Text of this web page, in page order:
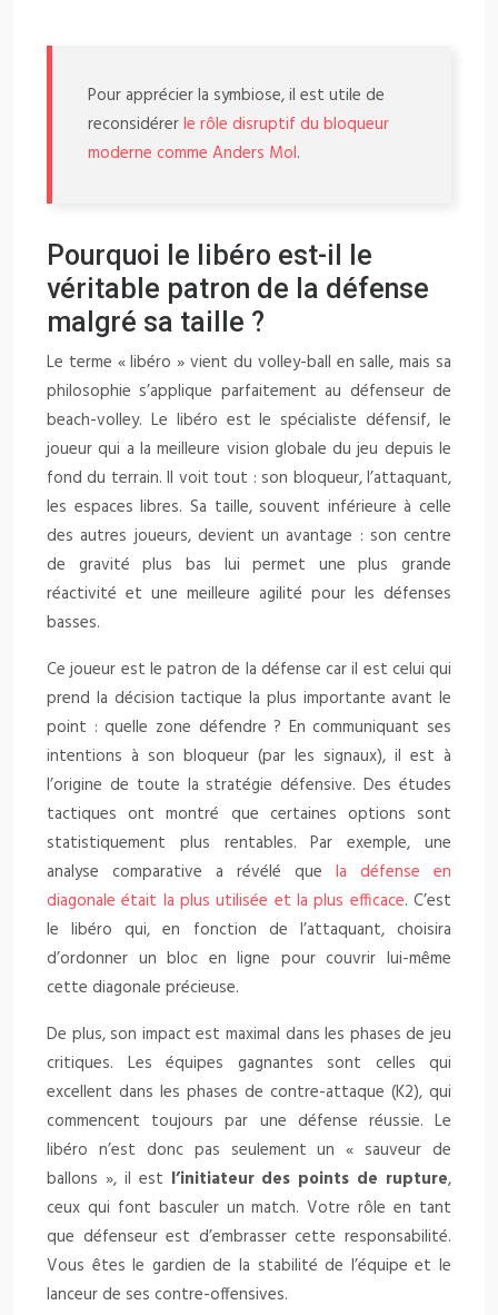
Pour apprécier la symbiose, il est utile de
reconsidérerle rôle disruptif du bloqueur
moderne comme Anders Mol.
Pourquoi le libéro est-il le
véritable patron de la défense
malgré sa taille ?
Le terme « libéro » vient du volley-ball en salle, mais sa
philosophie s’applique parfaitement au défenseur de
beach-volley. Le libéro est le spécialiste défensif, le
joueur qui a la meilleure vision globale du jeu depuis le
fond du terrain. Il voit tout : son bloqueur, l’attaquant,
les espaces libres. Sa taille, souvent inférieure à celle
des autres joueurs, devient un avantage : son centre
de gravité plus bas lui permet une plus grande
réactivité et une meilleure agilité pour les défenses
basses.
Ce joueur est le patron de la défense car il est celui qui
prend la décision tactique la plus importante avant le
point : quelle zone défendre ? En communiquant ses
intentions à son bloqueur (par les signaux), il est à
l’origine de toute la stratégie défensive. Des études
tactiques ont montré que certaines options sont
statistiquement plus rentables. Par exemple, une
analyse comparative a révélé que la défense en
diagonale était la plus utilisée et la plus efficace. C’est
le libéro qui, en fonction de l’attaquant, choisira
d’ordonner un bloc en ligne pour couvrir lui-même
cette diagonale précieuse.
De plus, son impact est maximal dans les phases de jeu
critiques. Les équipes gagnantes sont celles qui
excellent dans les phases de contre-attaque (K2), qui
commencent toujours par une défense réussie. Le
libéro n’est donc pas seulement un « sauveur de
ballons », il est l’initiateur des points de rupture,
ceux qui font basculer un match. Votre rôle en tant
que défenseur est d’embrasser cette responsabilité.
Vous êtes le gardien de la stabilité de l’équipe et le
lanceur de ses contre-offensives.